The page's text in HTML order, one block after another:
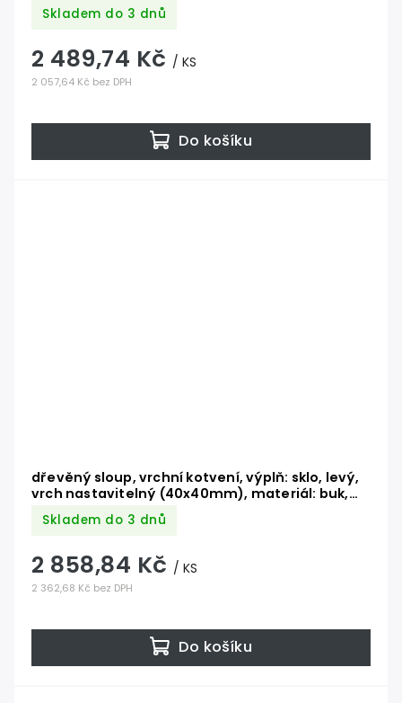
Skladem do 3 dnů
2 057,64 Kč bez DPH
2 489,74 Kč / KS
Do košíku
dřevěný sloup, vrchní kotvení, výplň: sklo, levý,
vrch nastavitelný (40x40mm), materiál: buk,
broušený povrch s nátěrem BORI (bezbarvý)
Skladem do 3 dnů
2 362,68 Kč bez DPH
2 858,84 Kč / KS
Do košíku